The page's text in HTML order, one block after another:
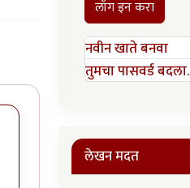
लॉग इन करा
नवीन खाते बनवा
तुमचा पासवर्ड बदला.
लेखन मदत